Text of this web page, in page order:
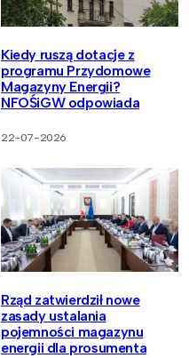
Kiedy ruszą dotacje z
programu Przydomowe
Magazyny Energii?
NFOŚiGW odpowiada
22-07-2026
Rząd zatwierdził nowe
zasady ustalania
pojemności magazynu
energii dla prosumenta